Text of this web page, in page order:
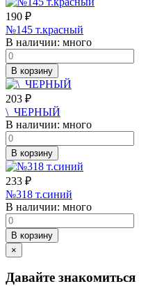
190 ₽
№145 т.красный
В наличии: много
В корзину
203 ₽
\_ЧЕРНЫЙ
В наличии: много
В корзину
233 ₽
№318 т.синий
В наличии: много
В корзину
×
Давайте знакомиться